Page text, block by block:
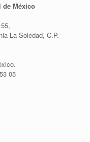
de México
La Soledad, C.P.
05